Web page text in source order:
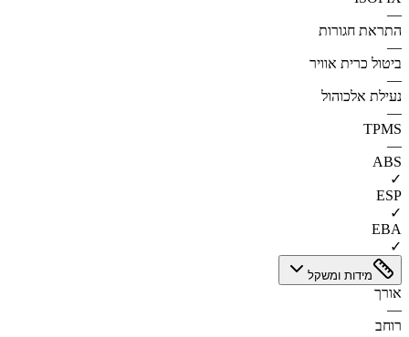
—
התראת חגורות
—
ביטול כרית אוויר
—
נעילת אלכוהול
—
TPMS
—
ABS
✓
ESP
✓
EBA
✓
מידות ומשקל
אורך
—
רוחב